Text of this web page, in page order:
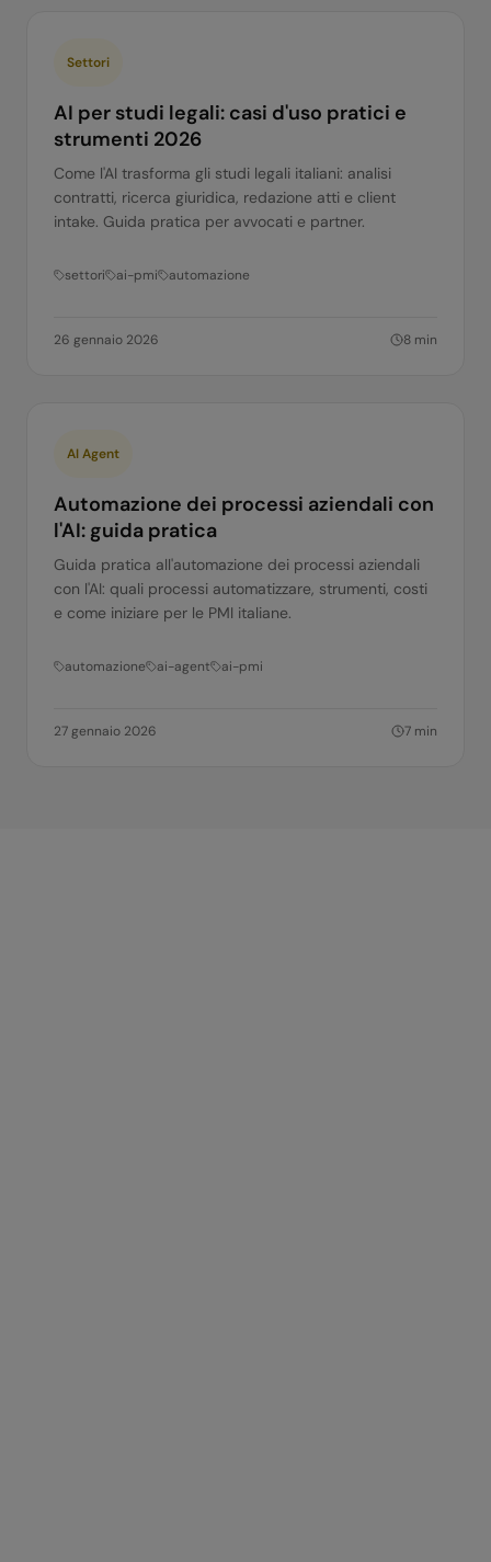
Settori
AI per studi legali: casi d'uso pratici e
strumenti 2026
Come l'AI trasforma gli studi legali italiani: analisi
contratti, ricerca giuridica, redazione atti e client
intake. Guida pratica per avvocati e partner.
settori ai-pmi automazione
26 gennaio 2026 8 min
AI Agent
Automazione dei processi aziendali con
l'AI: guida pratica
Guida pratica all'automazione dei processi aziendali
con l'AI: quali processi automatizzare, strumenti, costi
e come iniziare per le PMI italiane.
automazione ai-agent ai-pmi
27 gennaio 2026 7 min